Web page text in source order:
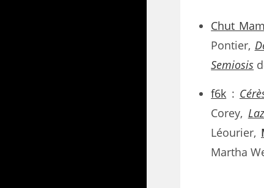
Chut
Pontier,
Semiosis
f6k :
Corey,
Léourier,
Martha